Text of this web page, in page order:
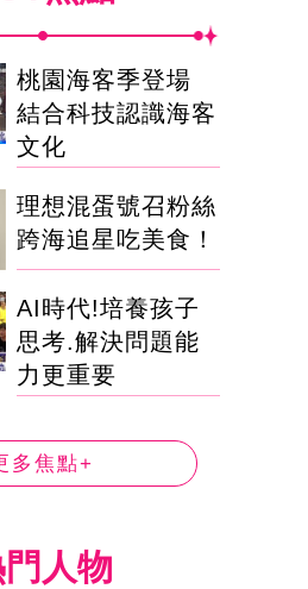
桃園海客季登場
結合科技認識海客
文化
理想混蛋號召粉絲
跨海追星吃美食！
AI時代!培養孩子
思考.解決問題能
力更重要
多焦點+
人物